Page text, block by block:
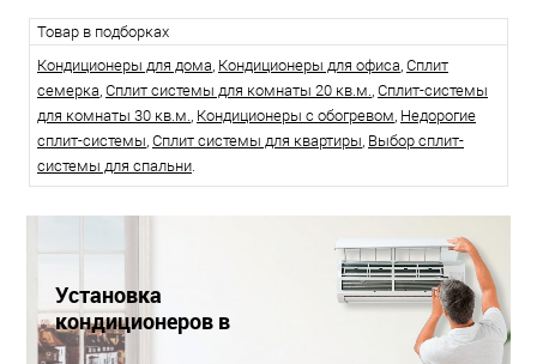
Товар в подборках
Кондиционеры для дома, Кондиционеры для офиса, Сплит
семерка, Сплит системы для комнаты 20 кв.м., Сплит-системы
для комнаты 30 кв.м., Кондиционеры с обогревом, Недорогие
сплит-системы, Сплит системы для квартиры, Выбор сплит-
системы для спальни.
Установка
кондиционеров в
Краснодаре